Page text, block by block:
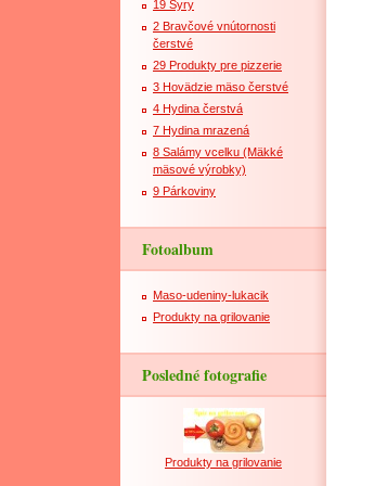
19 Syry
2 Bravčové vnútornosti
čerstvé
29 Produkty pre pizzerie
3 Hovädzie mäso čerstvé
4 Hydina čerstvá
7 Hydina mrazená
8 Salámy vcelku (Mäkké
mäsové výrobky)
9 Párkoviny
Fotoalbum
Maso-udeniny-lukacik
Produkty na grilovanie
Posledné fotografie
Produkty na grilovanie